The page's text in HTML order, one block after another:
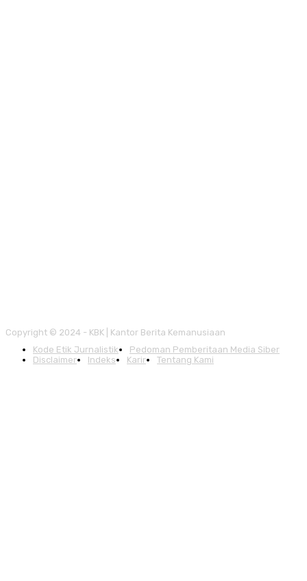
Copyright © 2024 - KBK | Kantor Berita Kemanusiaan
Kode Etik Jurnalistik
Pedoman Pemberitaan Media Siber
Disclaimer
Indeks Karir Tentang Kami